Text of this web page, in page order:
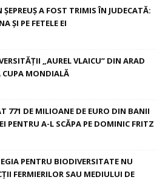
A FOST TRIMIS ÎN JUDECATĂ:
ȘI PE FETELE EI
„AUREL VLAICU” DIN ARAD
CUPA MONDIALĂ
771 DE MILIOANE DE EURO DIN BANII
PENTRU A-L SCĂPA PE DOMINIC FRITZ
PENTRU BIODIVERSITATE NU
FERMIERILOR SAU MEDIULUI DE